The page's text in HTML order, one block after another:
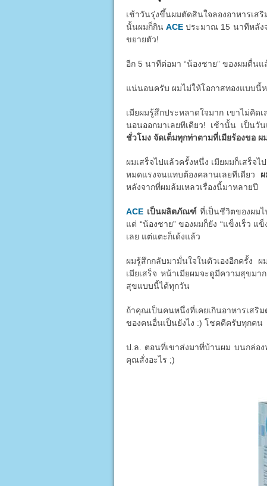
เช้าวันรุ่งขึ้นผมตัดสินใจลองอาหารเ
นั้นผมก็กินACE ประมาณ 15 นาทีหลัง
ขยายตัว!
อีก 5 นาทีต่อมา “น้องชาย” ของผมตื่น
แน่นอนครับ ผมไม่ให้โอกาสทองแบบนี้
เมียผมรู้สึกประหลาดใจมาก เขาไม่คิด
นอนออกมาเลยทีเดียว! เช้านั้น เป็น
ชั่วโมง จัดเต็มทุกท่าตามที่เมียร้องขอ
ผมเสร็จไปแล้วครั้งหนึ่ง เมียผมก็เสร็จ
หมดแรงจนแทบต้องคลานเลยทีเดียว
หลังจากที่ผมล้มเหลวเรื่องนี้มาหลายปี
ACEเป็นผลิตภัณฑ์ที่เป็นชีวิตของผม
แต่ “น้องชาย” ของผมก็ยัง “แข็งเร็ว แ
เลย แต่แตะก็เด้งแล้ว
ผมรู้สึกกลับมามั่นใจในตัวเองอีกครั้ง
เมียเสร็จ หน้าเมียผมจะดูมีความสุขม
สุขแบบนี้ได้ทุกวัน
ถ้าคุณเป็นคนหนึ่งที่เคยเกินอาหารเส
ของคนอื่นเป็นยังไง :) โชคดีครับทุกคน
ป.ล. ตอนที่เขาส่งมาที่บ้านผม บนกล่อง
คุณสั่งอะไร ;)